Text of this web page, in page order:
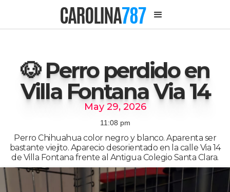
CAROLINA787
🐶 Perro perdido en
Villa Fontana Via 14
May 29, 2026
11:08 pm
Perro Chihuahua color negro y blanco. Aparenta ser
bastante viejito. Aparecio desorientado en la calle Via 14
de Villa Fontana frente al Antigua Colegio Santa Clara.